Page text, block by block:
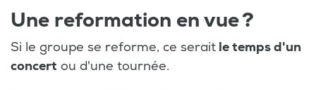
Une reformation en vue ?
Si le groupe se reforme, ce serait le temps d'un
concert ou d'une tournée.